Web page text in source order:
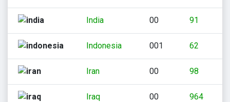
India 00 91
Indonesia 001 62
Iran 00 98
Iraq 00 964